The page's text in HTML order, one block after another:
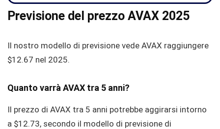
Previsione del prezzo AVAX 2025
Il nostro modello di previsione vede AVAX raggiungere
$12.67 nel 2025.
Quanto varrà AVAX tra 5 anni?
Il prezzo di AVAX tra 5 anni potrebbe aggirarsi intorno
a $12.73, secondo il modello di previsione di